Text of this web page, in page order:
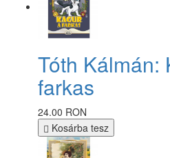
Tóth Kálmán:
farkas
24.00 RON
Kosárba tesz